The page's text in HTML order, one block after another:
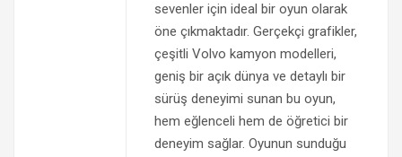
sevenler için ideal bir oyun olarak
öne çıkmaktadır. Gerçekçi grafikler,
çeşitli Volvo kamyon modelleri,
geniş bir açık dünya ve detaylı bir
sürüş deneyimi sunan bu oyun,
hem eğlenceli hem de öğretici bir
deneyim sağlar. Oyunun sunduğu